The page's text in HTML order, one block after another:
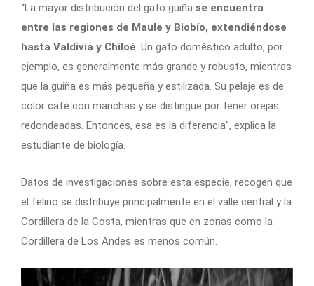
“La mayor distribución del gato güiña se encuentra
entre las regiones de Maule y Biobío, extendiéndose
hasta Valdivia y Chiloé . Un gato doméstico adulto, por
ejemplo, es generalmente más grande y robusto, mientras
que la guiña es más pequeña y estilizada. Su pelaje es de
color café con manchas y se distingue por tener orejas
redondeadas. Entonces, esa es la diferencia”, explica la
estudiante de biología.
Datos de investigaciones sobre esta especie, recogen que
el felino se distribuye principalmente en el valle central y la
Cordillera de la Costa, mientras que en zonas como la
Cordillera de Los Andes es menos común.